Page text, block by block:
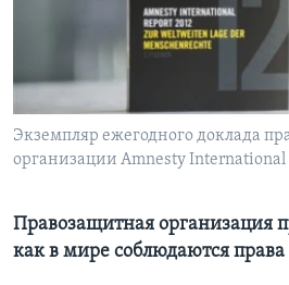
Learning English
Экземпляр ежегодного доклада
организации Amnesty International
Правозащитная организация
как в мире соблюдаются права